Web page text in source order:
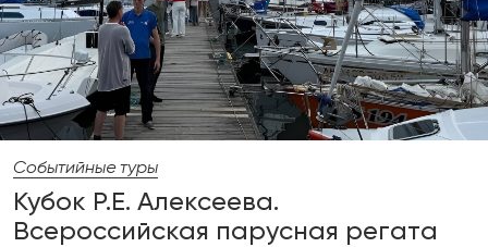
Событийные туры
Кубок Р.Е. Алексеева.
Всероссийская парусная регата